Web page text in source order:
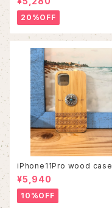
20%OFF
iPhone11Pro wood case
¥5,940
10%OFF